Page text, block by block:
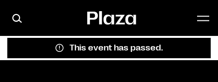
This event has passed.